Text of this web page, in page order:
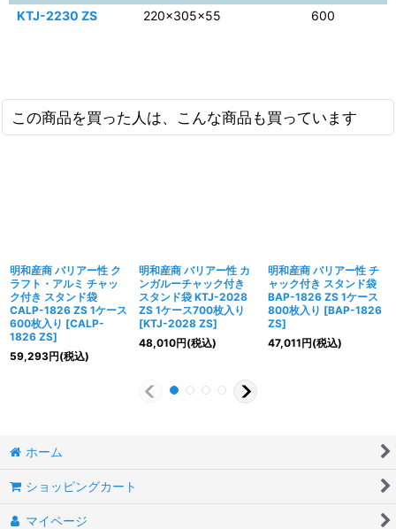
KTJ-2230 ZS
220×305×55 600
この商品を買った人は、こんな商品も買っています
明和産商 バリアー性 ク
ラフト・アルミ チャッ
ク付き スタンド袋
CALP-1826 ZS 1ケース
600枚入り [CALP-
1826 ZS]
59,293円(税込)
明和産商 バリアー性 カ
ンガルーチャック付き
スタンド袋 KTJ-2028
ZS 1ケース700枚入り
[KTJ-2028 ZS]
48,010円(税込)
明和産商 バリアー性 チ
ャック付き スタンド袋
BAP-1826 ZS 1ケース
800枚入り [BAP-1826
ZS]
47,011円(税込)
ホーム
ショッピングカート
マイページ